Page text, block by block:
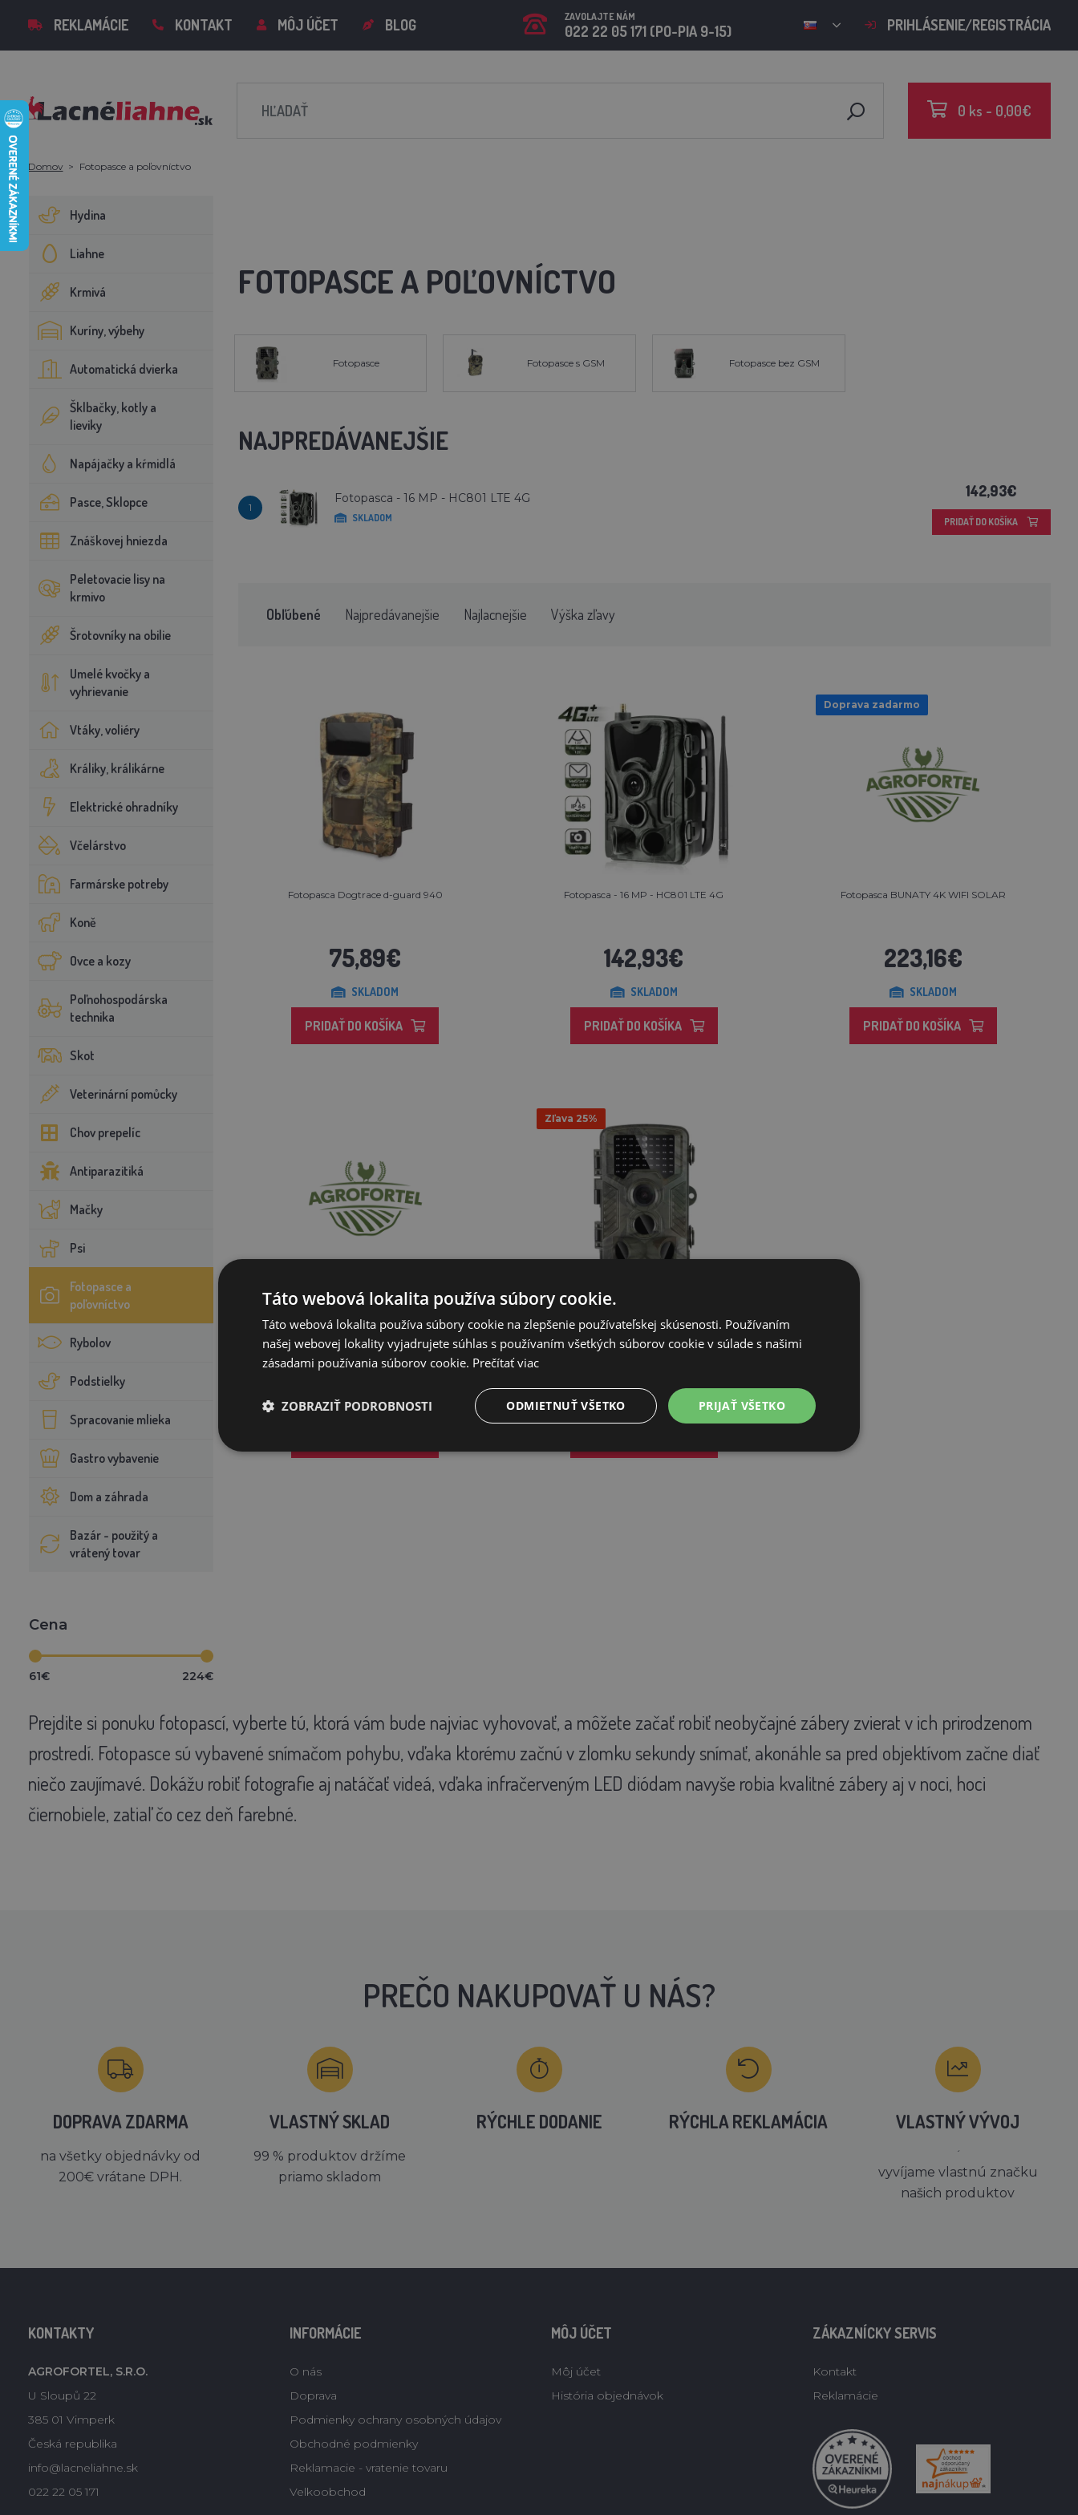
REKLAMÁCIE KONTAKT MÔJ ÚČET BLOG ZAVOLAJTE NÁM
022 22 05 171 (PO-PIA 9-15) PRIHLÁSENIE/REGISTRÁCIA
0 ks - 0,00€
Domov Fotopasce a poľovníctvo
Hydina
Liahne
Krmivá
Kuríny, výbehy
Automatická dvierka
Šklbačky, kotly a
lieviky
Napájačky a kŕmidlá
Pasce, Sklopce
Znáškovej hniezda
Peletovacie lisy na
krmivo
Šrotovníky na obilie
Umelé kvočky a
vyhrievanie
Vtáky, voliéry
Králiky, králikárne
Elektrické ohradníky
Včelárstvo
Farmárske potreby
Koně
Ovce a kozy
Poľnohospodárska
technika
Skot
Veterinární pomůcky
Chov prepelíc
Antiparazitiká
Mačky
Psi
Fotopasce a
poľovníctvo
Rybolov
Podstielky
Spracovanie mlieka
Gastro vybavenie
Dom a záhrada
Bazár - použitý a
vrátený tovar
Cena
61€ 224€
FOTOPASCE A POĽOVNÍCTVO
Fotopasce Fotopasce s GSM Fotopasce bez GSM
NAJPREDÁVANEJŠIE
1
Fotopasca - 16 MP - HC801 LTE 4G
SKLADOM
142,93€
PRIDAŤ DO KOŠÍKA
Obľúbené Najpredávanejšie Najlacnejšie Výška zľavy
Fotopasca Dogtrace d-guard 940
75,89€
SKLADOM
PRIDAŤ DO KOŠÍKA
Fotopasca - 16 MP - HC801 LTE 4G
142,93€
SKLADOM
PRIDAŤ DO KOŠÍKA
Doprava zadarmo
Fotopasca BUNATY 4K WIFI SOLAR
223,16€
SKLADOM
PRIDAŤ DO KOŠÍKA
Fotopasca BUNATY MINI WiFi
168,32€
SKLADOM
Zľava 25%
Fotopasca - 16 MP - Full HD - 20 metrov,
AGF-H-882
81,67€
NIE JE NA SKLADE
Prejdite si ponuku fotopascí, vyberte tú, ktorá vám bude najviac vyhovovať, a môžete začať robiť neobyčajné zábery zvierat v ich prirodzenom
prostredí. Fotopasce sú vybavené snímačom pohybu, vďaka ktorému začnú v zlomku sekundy snímať, akonáhle sa pred objektívom začne diať
niečo zaujímavé. Dokážu robiť fotografie aj natáčať videá, vďaka infračerveným LED diódam navyše robia kvalitné zábery aj v noci, hoci
čiernobiele, zatiaľ čo cez deň farebné.
PREČO NAKUPOVAŤ U NÁS?
DOPRAVA ZDARMA
na všetky objednávky od
200€ vrátane DPH.
VLASTNÝ SKLAD
99 % produktov držíme
priamo skladom
RÝCHLE DODANIE RÝCHLA REKLAMÁCIA VLASTNÝ VÝVOJ
´
vyvíjame vlastnú značku
našich produktov
KONTAKTY
AGROFORTEL, S.R.O.
U Sloupů 22
385 01 Vimperk
Česká republika
info@lacneliahne.sk
022 22 05 171
INFORMÁCIE
O nás
Doprava
Podmienky ochrany osobných údajov
Obchodné podmienky
Reklamacie - vratenie tovaru
Velkoobchod
MÔJ ÚČET
Môj účet
História objednávok
ZÁKAZNÍCKY SERVIS
Kontakt
Reklamácie
Táto webová lokalita používa súbory cookie.
Táto webová lokalita používa súbory cookie na zlepšenie používateľskej skúsenosti. Používaním
našej webovej lokality vyjadrujete súhlas s používaním všetkých súborov cookie v súlade s našimi
zásadami používania súborov cookie. Prečítať viac
PRIJAŤ VŠETKO
ODMIETNUŤ VŠETKO
ZOBRAZIŤ PODROBNOSTI